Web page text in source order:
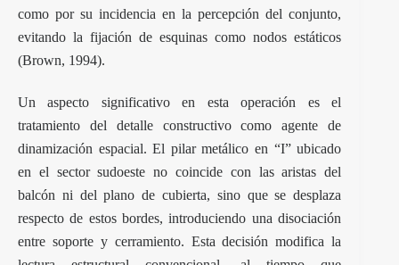
como por su incidencia en la percepción del conjunto,
evitando la fijación de esquinas como nodos estáticos
(Brown, 1994).
Un aspecto significativo en esta operación es el
tratamiento del detalle constructivo como agente de
dinamización espacial. El pilar metálico en “I” ubicado
en el sector sudoeste no coincide con las aristas del
balcón ni del plano de cubierta, sino que se desplaza
respecto de estos bordes, introduciendo una disociación
entre soporte y cerramiento. Esta decisión modifica la